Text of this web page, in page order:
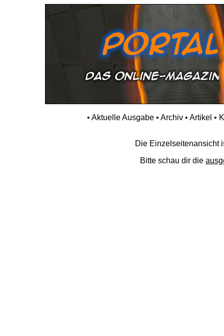
• Aktuelle Ausgabe• Archiv• Artikel •
Die Einzelseitenansicht
Bitte schau dir die